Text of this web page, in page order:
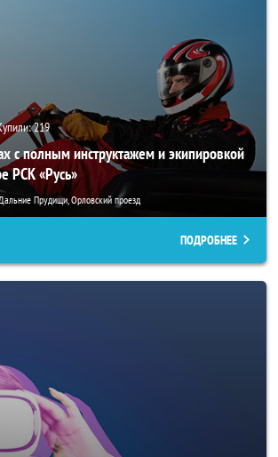
219
с полным инструктажем и экипировкой
РСК «Русь»
Прудищи, Орловский проезд
ПОДРОБНЕЕ